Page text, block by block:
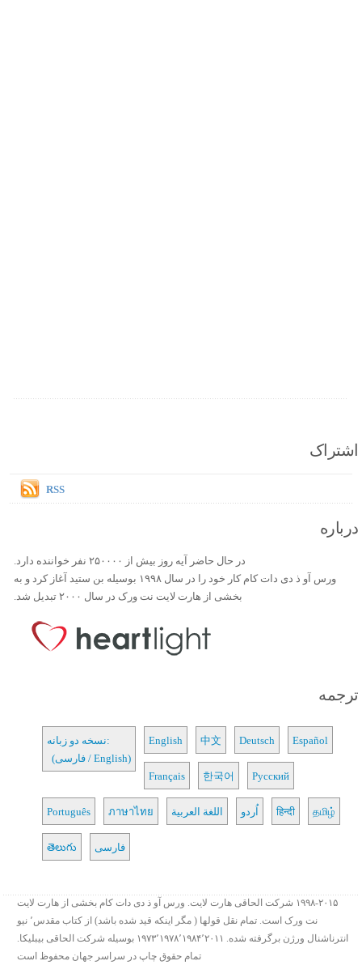
اشتراک
RSS
درباره
در حال حاضر آیه روز بیش از ۲۵۰۰۰۰ نفر خواننده دارد.
ورس آو ذ دی دات کام کار خود را در سال ۱۹۹۸ بوسیله بن ستید آغاز کرد و به
بخشی از هارت لایت نت ورک در سال ۲۰۰۰ تبدیل شد.
ترجمه
نسخه دو زبانه:
(فارسی / English)
English 中文 Deutsch Español
Français 한국어 Русский
Português ภาษาไทย اللغة العربية اُردو हिन्दी தமிழ்
తెలుగు فارسی
۱۹۹۸-۲۰۱۵ شرکت الحاقی هارت لایت. ورس آو ذ دی دات کام بخشی از هارت لایت
نت ورک است. تمام نقل قولها ( مگر اینکه قید شده باشد) از کتاب مقدس٬ نیو
انترناشنال ورژن برگرفته شده. ۱۹۷۳٬۱۹۷۸٬۱۹۸۴٬۲۰۱۱ بوسیله شرکت الحاقی بیبلیکا.
تمام حقوق چاپ در سراسر جهان محفوظ است